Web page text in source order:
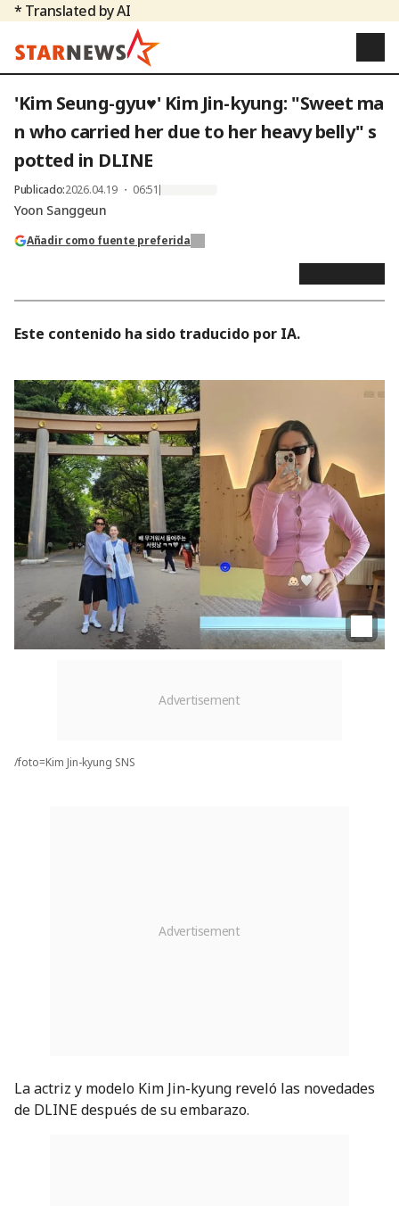
* Translated by AI
'Kim Seung-gyu♥' Kim Jin-kyung: "Sweet ma
n who carried her due to her heavy belly" s
potted in DLINE
Publicado:2026.04.19 ・ 06:51
Yoon Sanggeun
Añadir como fuente preferida
Este contenido ha sido traducido por IA.
/foto=Kim Jin-kyung SNS
La actriz y modelo Kim Jin-kyung reveló las novedades
de DLINE después de su embarazo.